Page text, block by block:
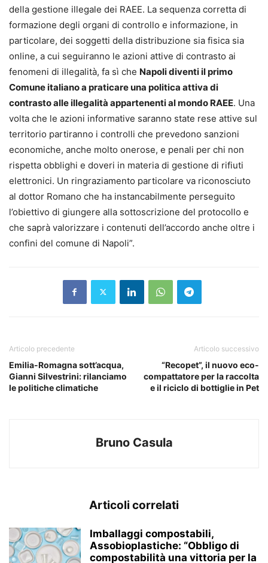
della gestione illegale dei RAEE. La sequenza corretta di
formazione degli organi di controllo e informazione, in
particolare, dei soggetti della distribuzione sia fisica sia
online, a cui seguiranno le azioni attive di contrasto ai
fenomeni di illegalità, fa sì che Napoli diventi il primo
Comune italiano a praticare una politica attiva di
contrasto alle illegalità appartenenti al mondo RAEE. Una
volta che le azioni informative saranno state rese attive sul
territorio partiranno i controlli che prevedono sanzioni
economiche, anche molto onerose, e penali per chi non
rispetta obblighi e doveri in materia di gestione di rifiuti
elettronici. Un ringraziamento particolare va riconosciuto
al dottor Romano che ha instancabilmente perseguito
l’obiettivo di giungere alla sottoscrizione del protocollo e
che saprà valorizzare i contenuti dell’accordo anche oltre i
confini del comune di Napoli”.
Articolo precedente
Emilia-Romagna sott’acqua,
Gianni Silvestrini: rilanciamo
le politiche climatiche
Articolo successivo
“Recopet”, il nuovo eco-
compattatore per la raccolta
e il riciclo di bottiglie in Pet
Bruno Casula
Articoli correlati
Imballaggi compostabili,
Assobioplastiche: “Obbligo di
compostabilità una vittoria per la